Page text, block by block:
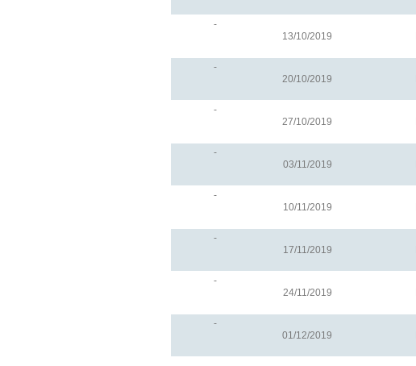
-
13/10/2019
-
20/10/2019
-
27/10/2019
-
03/11/2019
-
10/11/2019
-
17/11/2019
-
24/11/2019
-
01/12/2019